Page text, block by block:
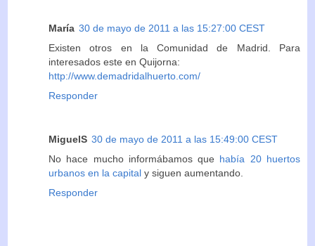
María 30 de mayo de 2011 a las 15:27:00 CEST
Existen otros en la Comunidad de Madrid. Para
interesados este en Quijorna:
http://www.demadridalhuerto.com/
Responder
MiguelS 30 de mayo de 2011 a las 15:49:00 CEST
No hace mucho informábamos que había 20 huertos
urbanos en la capital y siguen aumentando.
Responder